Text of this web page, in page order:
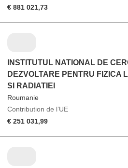
€ 881 021,73
INSTITUTUL NATIONAL DE
DEZVOLTARE PENTRU FIZICA
SI RADIATIEI
Roumanie
Contribution de l’UE
€ 251 031,99